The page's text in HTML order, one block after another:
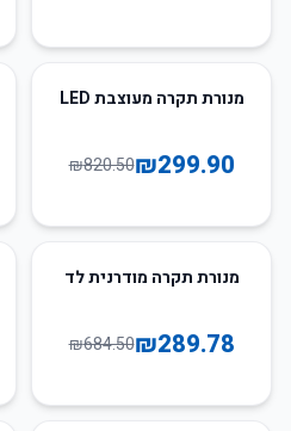
63%מנורת תקרה מעוצבת LED
₪299.90
₪820.50
58
מנורת תקרה מודרנית לד
₪289.78
₪684.50